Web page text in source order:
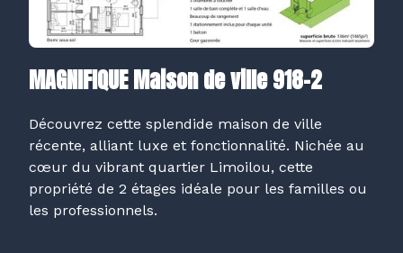
MAGNIFIQUE Maison de ville 918-2
Découvrez cette splendide maison de ville
récente, alliant luxe et fonctionnalité. Nichée au
cœur du vibrant quartier Limoilou, cette
propriété de 2 étages idéale pour les familles ou
les professionnels.